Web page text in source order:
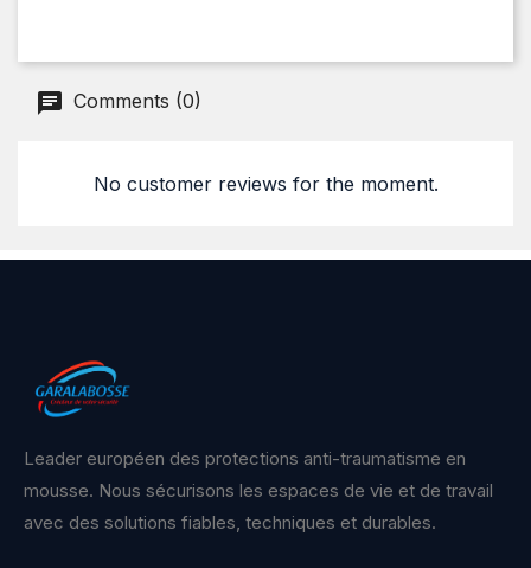
Comments (0)
No customer reviews for the moment.
Leader européen des protections anti-traumatisme en
mousse. Nous sécurisons les espaces de vie et de travail
avec des solutions fiables, techniques et durables.